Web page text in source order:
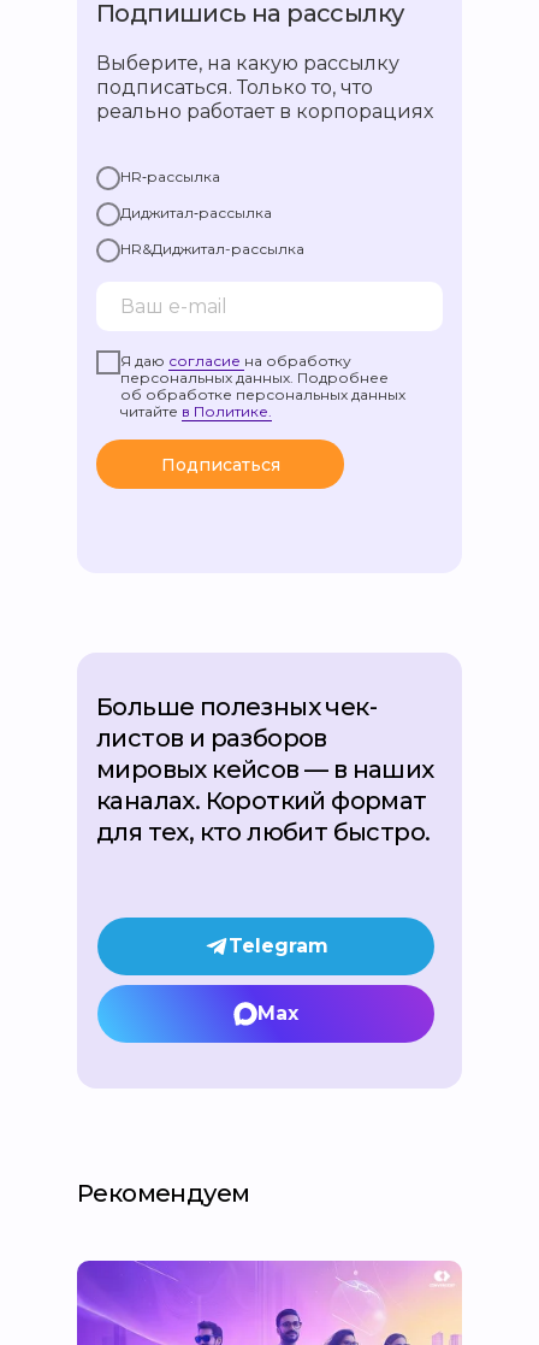
Подпишись на рассылку
Выберите, на какую рассылку
подписаться. Только то, что
реально работает в корпорациях
HR‑рассылка
Диджитал‑рассылка
HR&Диджитал-рассылка
Я даю согласие на обработку
персональных данных. Подробнее
об обработке персональных данных
читайте в Политике.
Подписаться
Telegram
Max
Больше полезных чек-
листов и разборов
мировых кейсов — в наших
каналах. Короткий формат
для тех, кто любит быстро.
Рекомендуем